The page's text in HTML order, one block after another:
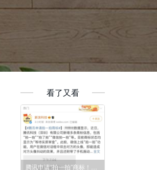
看了又看